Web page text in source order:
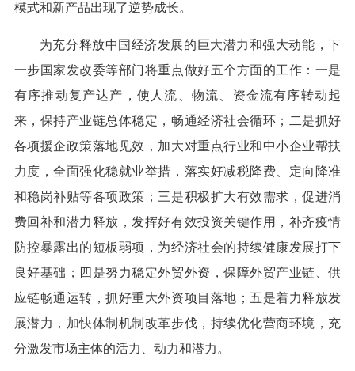
模式和新产品出现了逆势成长。
为充分释放中国经济发展的巨大潜力和强大动能，下
一步国家发改委等部门将重点做好五个方面的工作：一是
有序推动复产达产，使人流、物流、资金流有序转动起
来，保持产业链总体稳定，畅通经济社会循环；二是抓好
各项援企政策落地见效，加大对重点行业和中小企业帮扶
力度，全面强化稳就业举措，落实好减税降费、定向降准
和稳岗补贴等各项政策；三是积极扩大有效需求，促进消
费回补和潜力释放，发挥好有效投资关键作用，补齐疫情
防控暴露出的短板弱项，为经济社会的持续健康发展打下
良好基础；四是努力稳定外贸外资，保障外贸产业链、供
应链畅通运转，抓好重大外资项目落地；五是着力释放发
展潜力，加快体制机制改革步伐，持续优化营商环境，充
分激发市场主体的活力、动力和潜力。